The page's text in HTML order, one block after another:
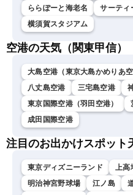
ららぽーと海老名
サーティ
横須賀スタジアム
空港の天気（関東甲信）
大島空港（東京大島かめりあ空
八丈島空港
三宅島空港
東京国際空港（羽田空港）
成田国際空港
注目のお出かけスポット
東京ディズニーランド 上高
明治神宮野球場
江ノ島